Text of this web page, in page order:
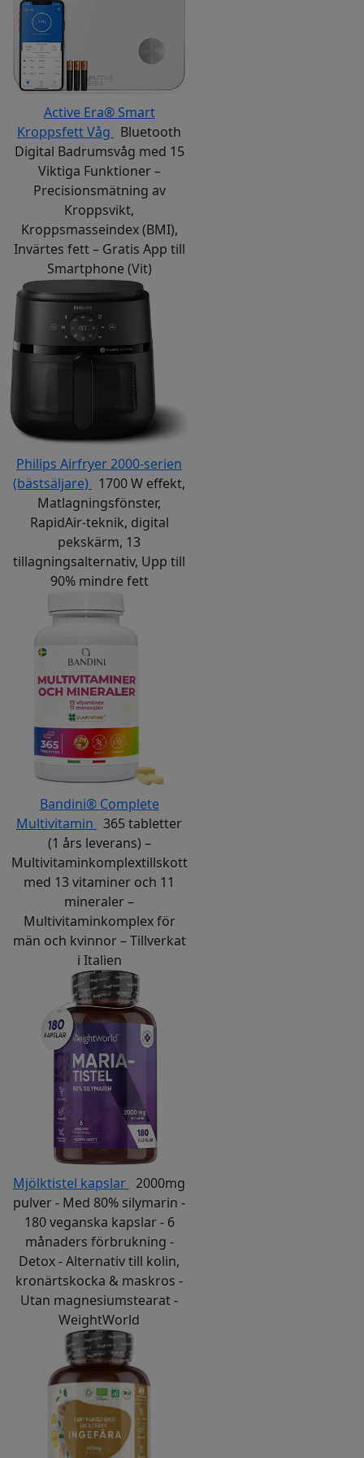
Active Era® Smart
Kroppsfett Våg
Bluetooth
Digital Badrumsvåg med 15
Viktiga Funktioner –
Precisionsmätning av
Kroppsvikt,
Kroppsmasseindex (BMI),
Invärtes fett – Gratis App till
Smartphone (Vit)
Philips Airfryer 2000-serien
(bästsäljare)
1700 W effekt,
Matlagningsfönster,
RapidAir-teknik, digital
pekskärm, 13
tillagningsalternativ, Upp till
90% mindre fett
Bandini® Complete
Multivitamin 365 tabletter
(1 års leverans) –
Multivitaminkomplextillskott
med 13 vitaminer och 11
mineraler –
Multivitaminkomplex för
män och kvinnor – Tillverkat
i Italien
Mjölktistel kapslar 2000mg
pulver - Med 80% silymarin -
180 veganska kapslar - 6
månaders förbrukning -
Detox - Alternativ till kolin,
kronärtskocka & maskros -
Utan magnesiumstearat -
WeightWorld